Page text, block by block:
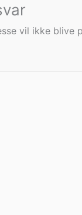
vil ikke blive